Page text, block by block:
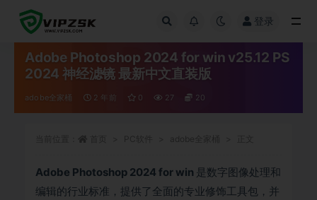
登录
Adobe Photoshop 2024 for win v25.12 PS
2024 神经滤镜 最新中文直装版
adobe全家桶 2 年前 0 27 20
Adobe Photoshop 2024 for win 是数字图像处理和
编辑的行业标准，提供了全面的专业修饰工具包，并